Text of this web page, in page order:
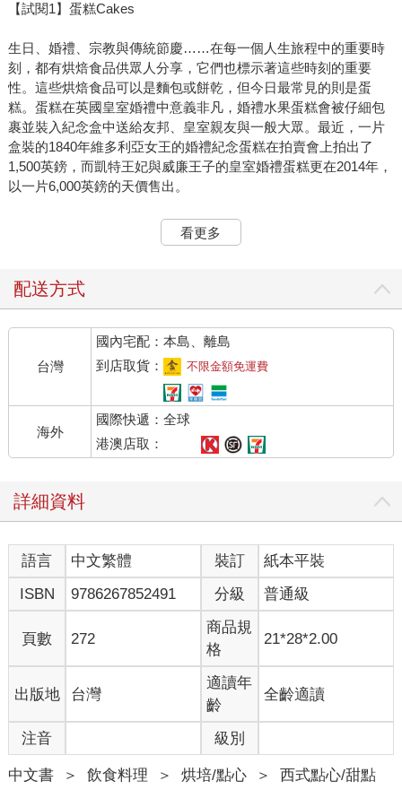
【試閱1】蛋糕Cakes
生日、婚禮、宗教與傳統節慶……在每一個人生旅程中的重要時
刻，都有烘焙食品供眾人分享，它們也標示著這些時刻的重要
性。這些烘焙食品可以是麵包或餅乾，但今日最常見的則是蛋
糕。蛋糕在英國皇室婚禮中意義非凡，婚禮水果蛋糕會被仔細包
裹並裝入紀念盒中送給友邦、皇室親友與一般大眾。最近，一片
盒裝的1840年維多利亞女王的婚禮紀念蛋糕在拍賣會上拍出了
1,500英鎊，而凱特王妃與威廉王子的皇室婚禮蛋糕更在2014年，
以一片6,000英鎊的天價售出。
我們經常假設蛋糕一直以來都存在，但事實上，我們如今所知的
蛋糕其實是非常晚近的產物。「蛋糕」（cake）這個詞彙來自古
餐包那樣小。蛋糕過去更接近麵包，且僅以少量蜂蜜增加甜味，
許多餅乾、小圓麵包與糕點在過去與現在都被稱為「蛋糕」，譬
如埃克爾斯蛋糕（Eccles cakes）與佐茶餐包（Tea cakes）其實
都不是「蛋糕」，但卻被如此稱呼。有趣的是，荷蘭語中也使用
「蛋糕」這個詞彙，但其實它在古老的荷蘭或法蘭德斯烹飪書籍
中都未曾出現。
宗教與多神教信仰的儀式上都有蛋糕與小圓麵包。圓形麵包象徵
換為十字架的象徵，熱十字麵包（Hot cross bun）就是一例。
17世紀砂糖進口增加後，早期的蛋糕食譜便較常出現在英語食譜
書中。英國的砂糖消費在1690年至1740年中甚至翻倍。1727年的
《完美主婦，或有教養的貴婦指南》（The Compleat Housewife,
or, Accomplish’d Gentlewoman’s Companion）書中包含了40個蛋
糕食譜，這些食譜在該書出版時已有至少30年左右的歷史。
直到18世紀末之前，「蛋糕」要不很小、和我們如今所知的蛋糕
不同，要不就是非常巨大。約翰．莫拉德（John Mollard）的第十
二夜蛋糕（Twelfth cake）中包含七磅的麵粉，最後需要烘烤好幾
個小時。這些蛋糕是在紙、木頭、金屬或錫製的無底圓形蛋糕圈
中，通常蛋糕圈會以濡濕的報紙包住，使蛋糕外層不會比中心更
快烤熟。由於包含如果乾、香料等昂貴且仰賴進口的食材，這些
大型蛋糕是為特殊場合製作的。能和蛋糕一樣珍貴的東西一起慶
看更多
配送方式
台灣
國內宅配：本島、離島
到店取貨：
不限金額免運費
海外
國際快遞：全球
港澳店取：
詳細資料
語言 中文繁體 裝訂
紙本平裝
ISBN
9786267852491 分級 普通級
頁數 272
商品規
格
21*28*2.00
出版地 台灣
適讀年
齡
全齡適讀
注音 級別
中文書 ＞ 飲食料理 ＞ 烘培/點心 ＞ 西式點心/甜點